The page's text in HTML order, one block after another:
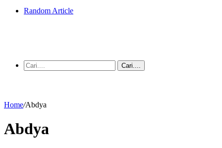
Random Article
Cari....
Home/Abdya
Abdya